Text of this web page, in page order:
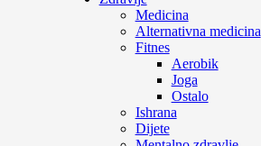
Medicina
Alternativna medicina
Fitnes
Aerobik
Joga
Ostalo
Ishrana
Dijete